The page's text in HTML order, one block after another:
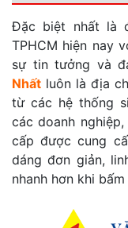
Đặc biệt nhất là
TPHCM hiện nay
sự tin tưởng và
Nhất luôn là địa
từ các hệ thống
các doanh
cấp được cung
dáng đơn giản,
nhanh hơn khi